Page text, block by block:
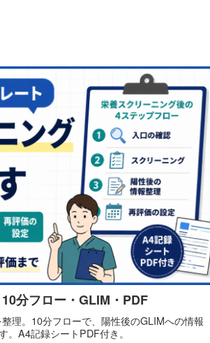
分フロー・GLIM・PDF
理。10分フローで、陽性後のGLIMへの情報
。A4記録シートPDF付き。